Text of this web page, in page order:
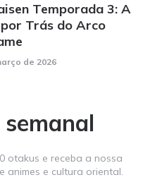
Temporada 3: A
Trás do Arco
de 2026
semanal
otakus e receba a nossa
animes e cultura oriental.